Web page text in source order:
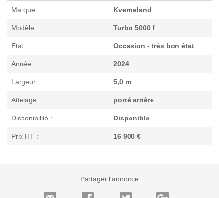
Marque : Kverneland
Modèle : Turbo 5000 f
Etat : Occasion - très bon état
Année : 2024
Largeur : 5,0 m
Attelage : porté arrière
Disponibilité : Disponible
Prix HT : 16 900 €
Partager l'annonce